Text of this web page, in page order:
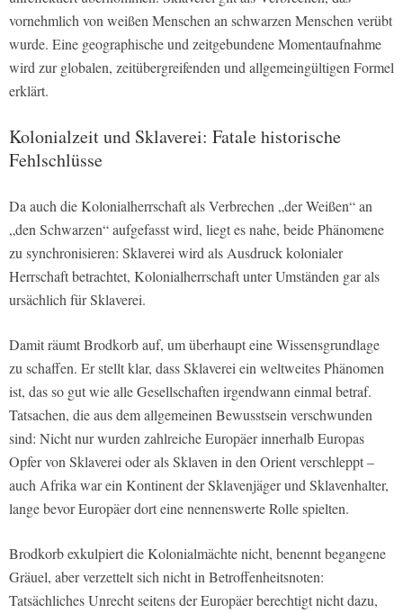
vornehmlich von weißen Menschen an schwarzen Menschen verübt
wurde. Eine geographische und zeitgebundene Momentaufnahme
wird zur globalen, zeitübergreifenden und allgemeingültigen Formel
erklärt.
Kolonialzeit und Sklaverei: Fatale historische
Fehlschlüsse
Da auch die Kolonialherrschaft als Verbrechen „der Weißen“ an
„den Schwarzen“ aufgefasst wird, liegt es nahe, beide Phänomene
zu synchronisieren: Sklaverei wird als Ausdruck kolonialer
Herrschaft betrachtet, Kolonialherrschaft unter Umständen gar als
ursächlich für Sklaverei.
Damit räumt Brodkorb auf, um überhaupt eine Wissensgrundlage
zu schaffen. Er stellt klar, dass Sklaverei ein weltweites Phänomen
ist, das so gut wie alle Gesellschaften irgendwann einmal betraf.
Tatsachen, die aus dem allgemeinen Bewusstsein verschwunden
sind: Nicht nur wurden zahlreiche Europäer innerhalb Europas
Opfer von Sklaverei oder als Sklaven in den Orient verschleppt –
auch Afrika war ein Kontinent der Sklavenjäger und Sklavenhalter,
lange bevor Europäer dort eine nennenswerte Rolle spielten.
Brodkorb exkulpiert die Kolonialmächte nicht, benennt begangene
Gräuel, aber verzettelt sich nicht in Betroffenheitsnoten:
Tatsächliches Unrecht seitens der Europäer berechtigt nicht dazu,